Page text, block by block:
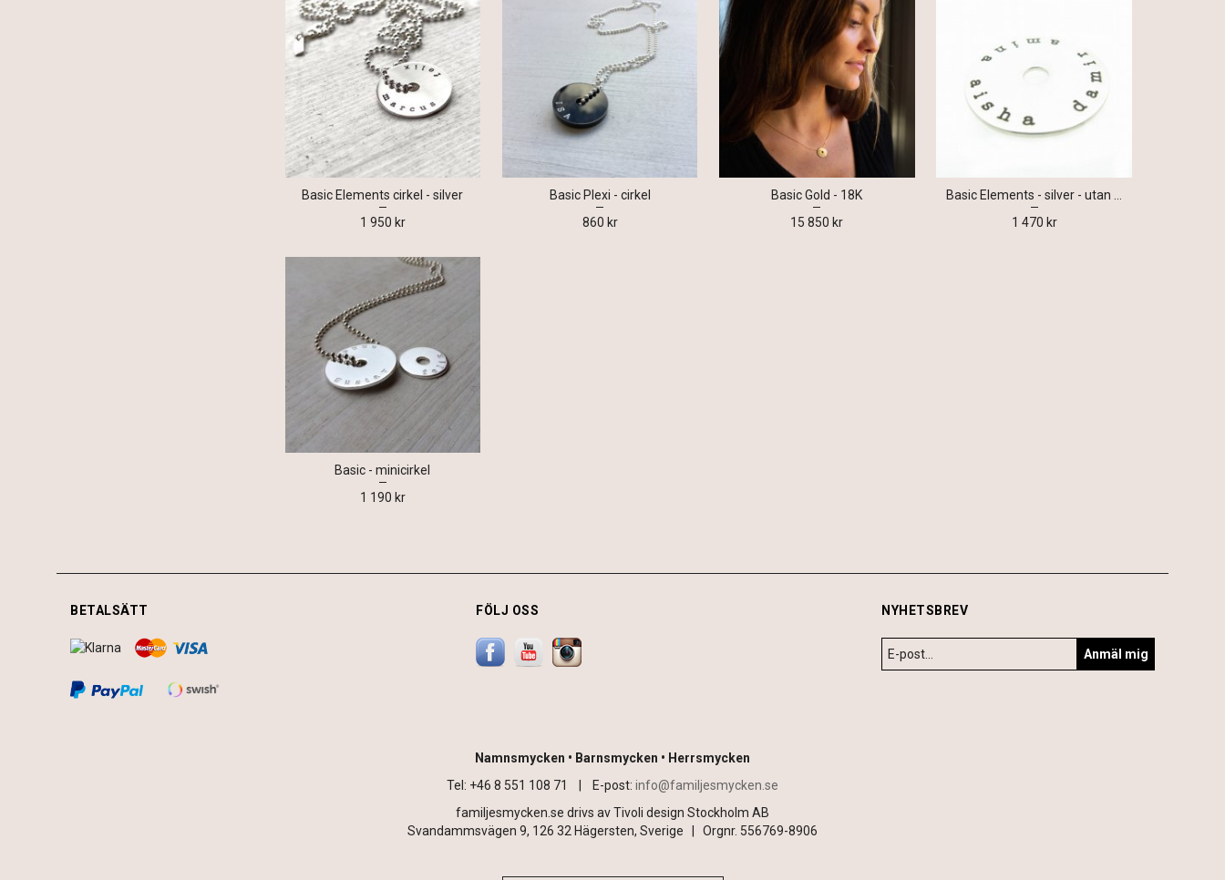
Basic Elements cirkel - silver
1 950 kr
Basic Plexi - cirkel
860 kr
Basic Gold - 18K
15 850 kr
1 470 kr
Basic - minicirkel
1 190 kr
BETALSÄTT FÖLJ OSS NYHETSBREV
Anmäl mig
Namnsmycken • Barnsmycken • Herrsmycken
Tel: +46 8 551 108 71 |
E-post: info@familjesmycken.se
familjesmycken.se drivs av Tivoli design Stockholm AB
Svandammsvägen 9, 126 32 Hägersten, Sverige | Orgnr. 556769-8906